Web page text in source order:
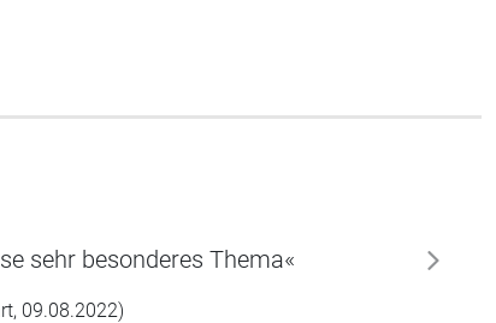
sehr besonderes Thema«
09.08.2022)
weiter